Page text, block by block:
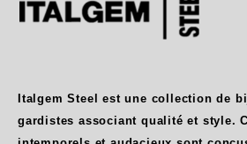
Italgem Steel est une collection de
gardistes associant qualité et style.